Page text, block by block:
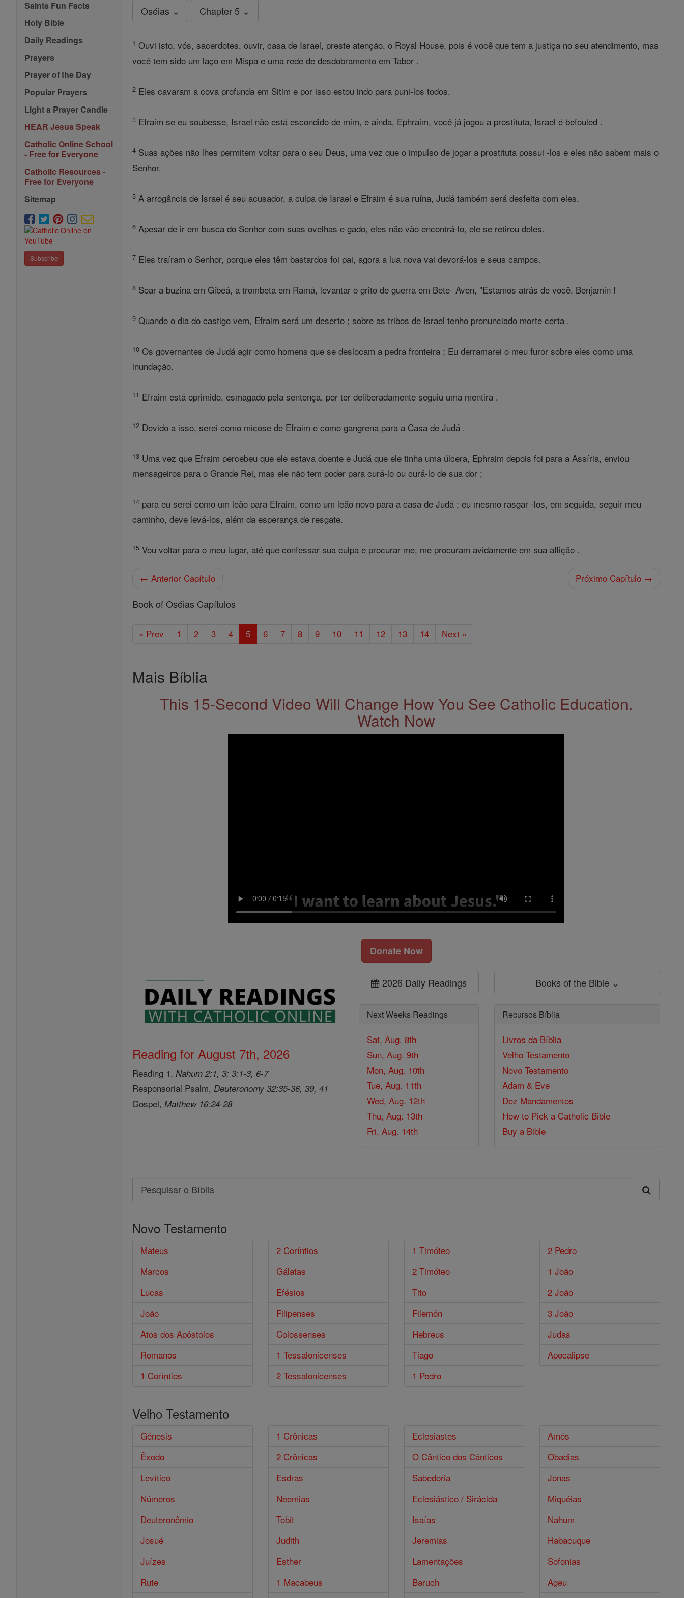
Saints Fun Facts
Holy Bible
Daily Readings
Prayers
Prayer of the Day
Popular Prayers
Light a Prayer Candle
HEAR Jesus Speak
Catholic Online School
- Free for Everyone
Catholic Resources -
Free for Everyone
Sitemap
Subscribe
Oséias ⌄ Chapter 5 ⌄
1 Ouvi isto, vós, sacerdotes, ouvir, casa de Israel, preste atenção, o Royal House, pois é você que tem a justiça no seu atendimento, mas
você tem sido um laço em Mispa e uma rede de desdobramento em Tabor .
2 Eles cavaram a cova profunda em Sitim e por isso estou indo para puni-los todos.
3 Efraim se eu soubesse, Israel não está escondido de mim, e ainda, Ephraim, você já jogou a prostituta, Israel é befouled .
4 Suas ações não lhes permitem voltar para o seu Deus, uma vez que o impulso de jogar a prostituta possui -los e eles não sabem mais o
Senhor.
5 A arrogância de Israel é seu acusador, a culpa de Israel e Efraim é sua ruína, Judá também será desfeita com eles.
6 Apesar de ir em busca do Senhor com suas ovelhas e gado, eles não vão encontrá-lo, ele se retirou deles.
7 Eles traíram o Senhor, porque eles têm bastardos foi pai, agora a lua nova vai devorá-los e seus campos.
8 Soar a buzina em Gibeá, a trombeta em Ramá, levantar o grito de guerra em Bete- Aven, "Estamos atrás de você, Benjamin !
9 Quando o dia do castigo vem, Efraim será um deserto ; sobre as tribos de Israel tenho pronunciado morte certa .
10 Os governantes de Judá agir como homens que se deslocam a pedra fronteira ; Eu derramarei o meu furor sobre eles como uma
inundação.
11 Efraim está oprimido, esmagado pela sentença, por ter deliberadamente seguiu uma mentira .
12 Devido a isso, serei como micose de Efraim e como gangrena para a Casa de Judá .
13 Uma vez que Efraim percebeu que ele estava doente e Judá que ele tinha uma úlcera, Ephraim depois foi para a Assíria, enviou
mensageiros para o Grande Rei, mas ele não tem poder para curá-lo ou curá-lo de sua dor ;
14 para eu serei como um leão para Efraim, como um leão novo para a casa de Judá ; eu mesmo rasgar -los, em seguida, seguir meu
caminho, deve levá-los, além da esperança de resgate.
15 Vou voltar para o meu lugar, até que confessar sua culpa e procurar me, me procuram avidamente em sua aflição .
← Anterior Capítulo Próximo Capítulo →
Book of Oséias Capítulos
« Prev 1 2 3 4 5 6 7 8 9 10 11 12 13 14 Next »
Mais Bíblia
This 15-Second Video Will Change How You See Catholic Education.
Watch Now
Donate Now
Reading for August 7th, 2026
Reading 1,Nahum 2:1, 3; 3:1-3, 6-7
Responsorial Psalm, Deuteronomy 32:35-36, 39, 41
Gospel,Matthew 16:24-28
2026 Daily Readings
Next Weeks Readings
Sat, Aug. 8th
Sun, Aug. 9th
Mon, Aug. 10th
Tue, Aug. 11th
Wed, Aug. 12th
Thu, Aug. 13th
Fri, Aug. 14th
Books of the Bible ⌄
Recursos Bíblia
Livros da Bíblia
Velho Testamento
Novo Testamento
Adam & Eve
Dez Mandamentos
How to Pick a Catholic Bible
Buy a Bible
Search
Pesquisar
Bíblia
Novo Testamento
Mateus
Marcos
Lucas
João
Atos dos Apóstolos
Romanos
1 Coríntios
2 Coríntios
Gálatas
Efésios
Filipenses
Colossenses
1 Tessalonicenses
2 Tessalonicenses
1 Timóteo
2 Timóteo
Tito
Filemón
Hebreus
Tiago
1 Pedro
2 Pedro
1 João
2 João
3 João
Judas
Apocalipse
Velho Testamento
Gênesis
Êxodo
Levítico
Números
Deuteronômio
Josué
Juízes
Rute
1 Crônicas
2 Crônicas
Esdras
Neemias
Tobit
Judith
Esther
1 Macabeus
Eclesiastes
O Cântico dos Cânticos
Sabedoria
Eclesiástico / Sirácida
Isaías
Jeremias
Lamentações
Baruch
Amós
Obadias
Jonas
Miquéias
Nahum
Habacuque
Sofonias
Ageu